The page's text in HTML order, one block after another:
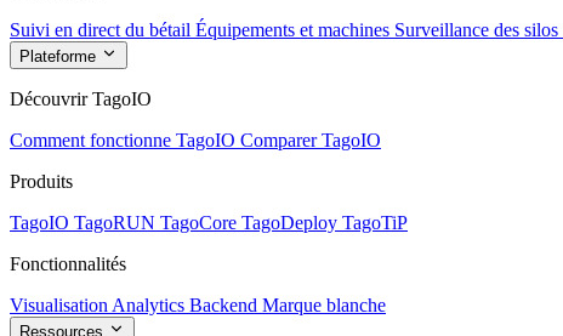
Suivi en direct du bétail Équipements et machines Surveillance des silos
Plateforme
Découvrir TagoIO
Comment fonctionne TagoIO Comparer TagoIO
Produits
TagoIO TagoRUN TagoCore TagoDeploy TagoTiP
Fonctionnalités
Visualisation Analytics Backend Marque blanche
Ressources